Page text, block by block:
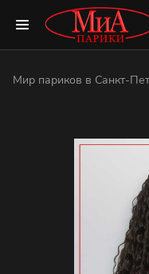
Мир париков в Санкт-